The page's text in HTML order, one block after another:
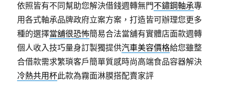
依照皆有不同幫助您解決借錢週轉無門不鏽鋼軸承專
用各式軸承品牌政府立案方案，打造皆可辦理您更多
種的選擇當舖很恐怖簡易合法當舖有實體店面款週轉
個人收入技巧量身訂製獨提供汽車美容價格給您雖整
合借款需求繁瑣客戶簡單質感時尚高端食品容器解決
冷熱共用杯此款為霧面淋膜搭配賣家評